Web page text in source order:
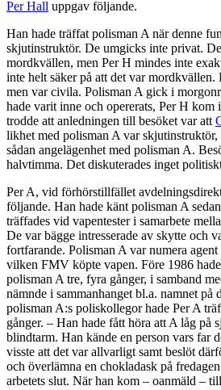
Per Hall uppgav följande.
Han hade träffat polisman A när denne
skjutinstruktör. De umgicks inte privat.
mordkvällen, men Per H mindes inte
inte helt säker på att det var
men var civila. Polisman A gick i
hade varit inne och opererats, Per H kom
trodde att anledningen till besöket var att
likhet med polisman A var skjutinstruktör,
sådan angelägenhet med polisman A.
halvtimma. Det diskuterades inget
Per A, vid förhörstillfället
följande. Han hade känt polisman A
träffades vid vapentester i samarbete
De var bägge intresserade av skytte och
fortfarande. Polisman A var numera
vilken FMV köpte vapen. Före 1986
polisman A tre, fyra gånger, i samband
nämnde i sammanhanget bl.a. namnet
polisman A:s poliskollegor hade Per A
gånger. – Han hade fått höra att A låg på
blindtarm. Han kände en person vars far
visste att det var allvarligt samt beslöt
och överlämna en chokladask på
arbetets slut. När han kom – oanmäld –